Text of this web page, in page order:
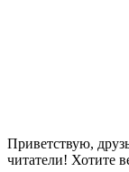
Приветствую,
читатели! Хотите